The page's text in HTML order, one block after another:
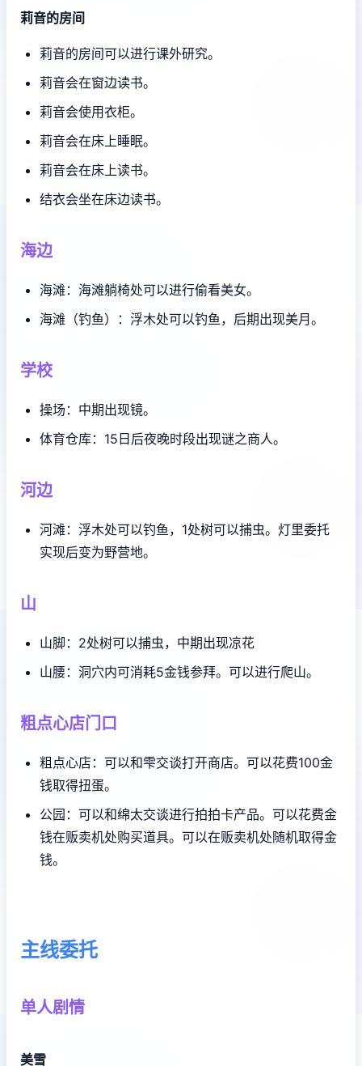
莉音的房间
莉音的房间可以进行课外研究。
莉音会在窗边读书。
莉音会使用衣柜。
莉音会在床上睡眠。
莉音会在床上读书。
结衣会坐在床边读书。
海边
海滩：海滩躺椅处可以进行偷看美女。
海滩（钓鱼）：浮木处可以钓鱼，后期出现美月。
学校
操场：中期出现镜。
体育仓库：15日后夜晚时段出现谜之商人。
河边
河滩：浮木处可以钓鱼，1处树可以捕虫。灯里委托
实现后变为野营地。
山
山脚：2处树可以捕虫，中期出现凉花
山腰：洞穴内可消耗5金钱参拜。可以进行爬山。
粗点心店门口
粗点心店：可以和雫交谈打开商店。可以花费100金
钱取得扭蛋。
公园：可以和绵太交谈进行拍拍卡产品。可以花费金
钱在贩卖机处购买道具。可以在贩卖机处随机取得金
钱。
主线委托
单人剧情
美雪